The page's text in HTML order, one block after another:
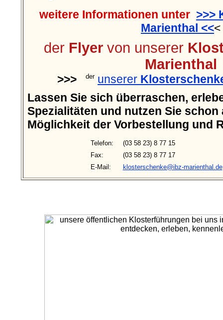
weitere Informationen unter >>>
Marienthal <<<
der Flyer von unserer
Marienthal
>>> unserer
Lassen Sie sich überraschen,
Spezialitäten und nutzen Sie schon
Möglichkeit der Vorbestellung und
Telefon:
(03 58 23) 8 77 15
Fax:
(03 58 23) 8 77 17
E-Mail:
klosterschenke@ibz-marienthal.de